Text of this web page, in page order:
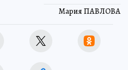
Мария ПАВЛОВА